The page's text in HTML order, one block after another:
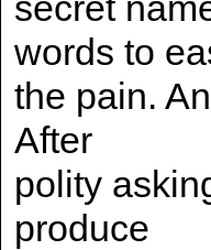
words to
the pain.
After
polity
produce